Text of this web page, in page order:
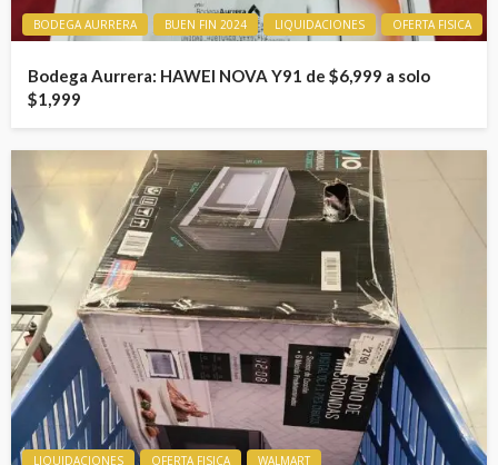
BODEGA AURRERA BUEN FIN 2024 LIQUIDACIONES OFERTA FISICA
Bodega Aurrera: HAWEI NOVA Y91 de $6,999 a solo
$1,999
LIQUIDACIONES OFERTA FISICA WALMART